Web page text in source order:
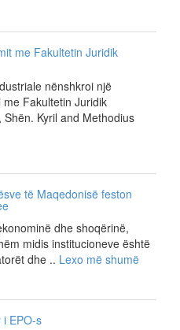
me Fakultetin Juridik
nënshkroi një
Fakultetin Juridik
Kyril and Methodius
të Maqedonisë feston
dhe shoqërinë,
midis institucioneve është
dhe .. Lexo më shumë
i EPO-s